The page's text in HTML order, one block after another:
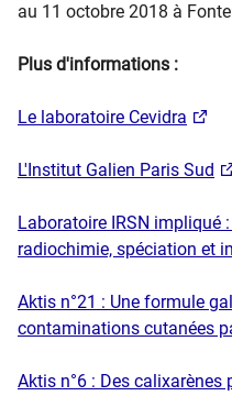
au 11 octobre 2018 à
Plus d'informations :
​Le laboratoire Cevidra
L'Institut Galien Paris Sud
Laboratoire IRSN impliqué
radiochimie, spéciation et
Aktis n°21 : Une formule
contaminations cutanées
Aktis n°6 : Des